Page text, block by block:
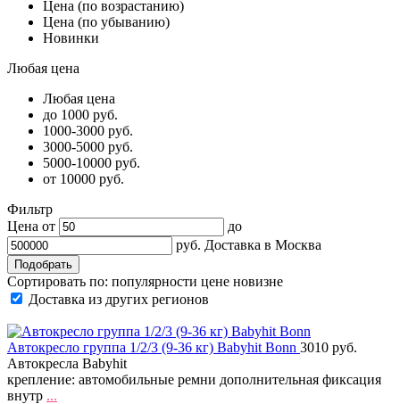
Цена (по возрастанию)
Цена (по убыванию)
Новинки
Любая цена
Любая цена
до 1000 руб.
1000-3000 руб.
3000-5000 руб.
5000-10000 руб.
от 10000 руб.
Фильтр
Цена от
до
руб. Доставка в Москва
Сортировать по: популярности цене новизне
Доставка из других регионов
Автокресло группа 1/2/3 (9-36 кг) Babyhit Bonn 3010 руб.
Автокресла Babyhit
крепление: автомобильные ремни дополнительная фиксация
внутр ...